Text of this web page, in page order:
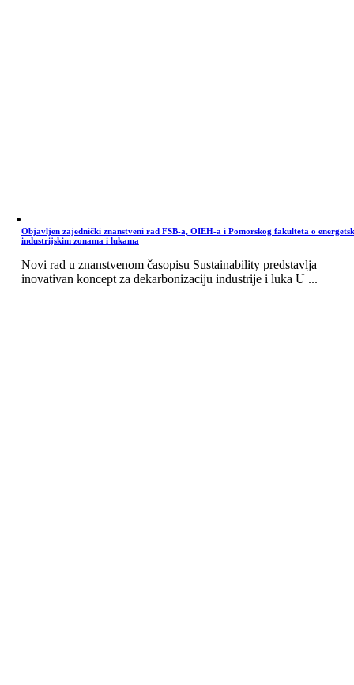
Objavljen zajednički znanstveni rad FSB-a, OIEH-a i Pomorskog fakulteta o
industrijskim zonama i lukama
Novi rad u znanstvenom časopisu Sustainability predstavlja
inovativan koncept za dekarbonizaciju industrije i luka U ...